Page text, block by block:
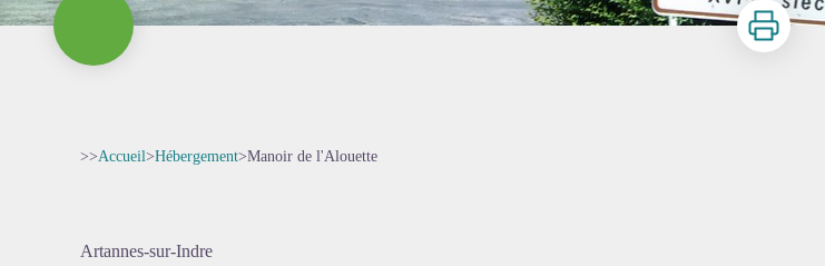
Imprimer
>>Accueil>Hébergement>Manoir de l'Alouette
Artannes-sur-Indre